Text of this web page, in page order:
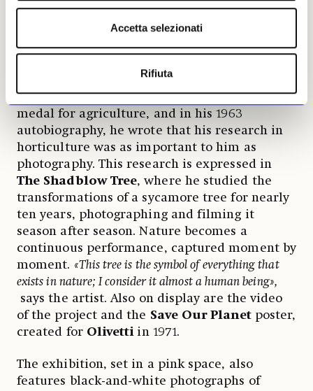
Accetta selezionati
Rifiuta
his relationship with plants and flowers.
Originally a painter,Edward Steichen
and the interplay between light and shadow
through photography. In 1914, he won the gold
medal for agriculture, and in his 1963
autobiography, he wrote that his research in
horticulture was as important to him as
photography. This research is expressed in
The Shadblow Tree, where he studied the
transformations of a sycamore tree for nearly
ten years, photographing and filming it
season after season. Nature becomes a
continuous performance, captured moment by
moment. «This tree is the symbol of everything that
exists in nature; I consider it almost a human being»,
says the artist. Also on display are the video
of the project and the Save Our Planetposter,
created for Olivettiin 1971.
The exhibition, set in a pink space, also
features black-and-white photographs of